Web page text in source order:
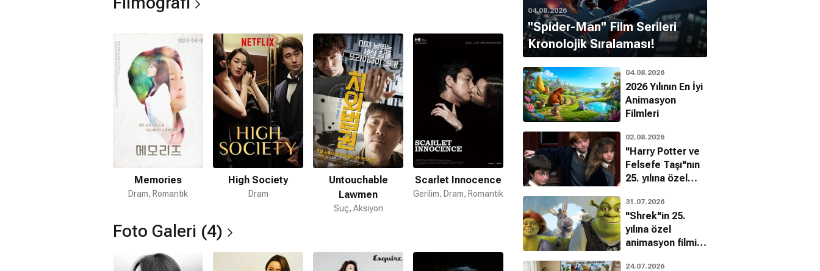
Memories
Dram, Romantik
High Society
Dram
Untouchable
Lawmen
Suç, Aksiyon
Scarlet Innocence
Gerilim, Dram, Romantik
Foto Galeri (4)
04.08.2026
''Spider-Man'' Film Serileri
Kronolojik Sıralaması!
04.08.2026
2026 Yılının En İyi
Animasyon
Filmleri
02.08.2026
"Harry Potter ve
Felsefe Taşı"nın
25. yılına özel
bilinmeyenleri!
31.07.2026
"Shrek"in 25.
yılına özel
animasyon filmin
24.07.2026